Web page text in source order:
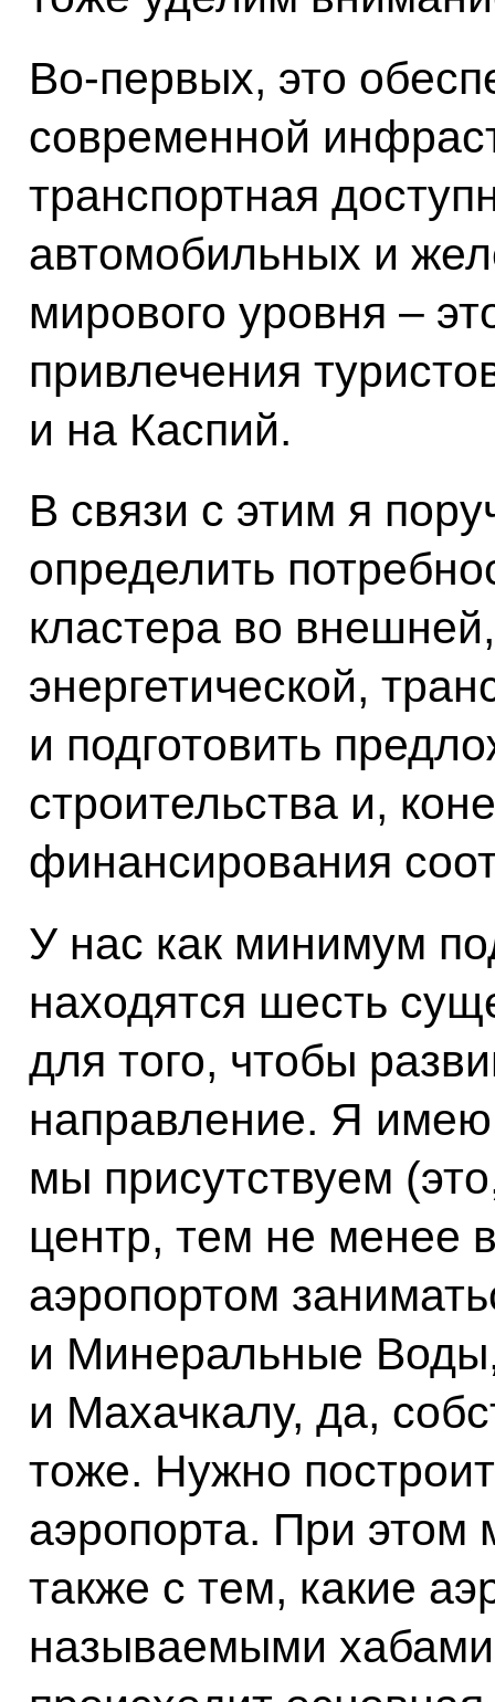
Во‑первых, это
современной
транспортная
автомобильных и
мирового уровня –
привлечения
и на Каспий.
В связи с этим я
определить
кластера во
энергетической,
и подготовить
строительства и,
финансирования
У нас как минимум
находятся шесть
для того, чтобы
направление. Я имею
мы присутствуем
центр, тем не менее
аэропортом
и Минеральные
и Махачкалу, да,
тоже. Нужно
аэропорта. При
также с тем, какие
называемыми хабами